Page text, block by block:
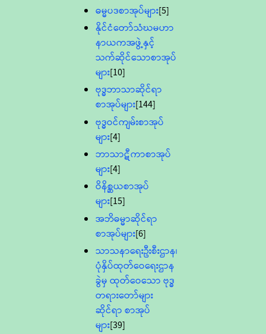
ဓမ္မပဒစာအုပ်များ[5]
နိုင်ငံတော်သံဃမဟာ
နာယကအဖွဲ့နှင့်
သက်ဆိုင်သောစာအုပ်
များ[10]
ဗုဒ္ဓဘာသာဆိုင်ရာ
စာအုပ်များ[144]
ဗုဒ္ဓဝင်ကျမ်းစာအုပ်
များ[4]
ဘာသာဋီကာစာအုပ်
များ[4]
ဝိနိစ္ဆယစာအုပ်
များ[15]
အဘိဓမ္မာဆိုင်ရာ
စာအုပ်များ[6]
သာသနာရေးဦးစီးဌာန၊
ပုံနှိပ်ထုတ်ဝေရေးဌာန
ခွဲမှ ထုတ်ဝေသော ဗုဒ္ဓ
တရားတော်များ
ဆိုင်ရာ စာအုပ်
များ[39]